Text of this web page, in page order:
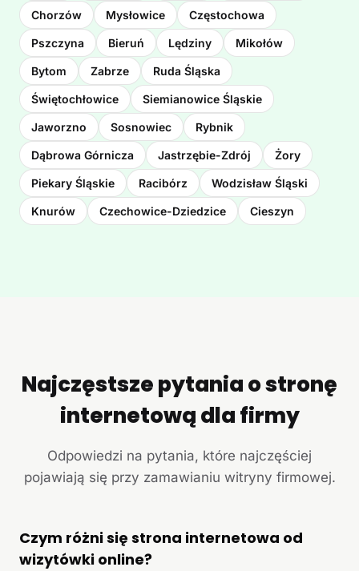
Chorzów Mysłowice Częstochowa
Pszczyna Bieruń Lędziny Mikołów
Bytom Zabrze Ruda Śląska
Świętochłowice Siemianowice Śląskie
Jaworzno Sosnowiec Rybnik
Dąbrowa Górnicza Jastrzębie-Zdrój Żory
Piekary Śląskie Racibórz Wodzisław Śląski
Knurów Czechowice-Dziedzice Cieszyn
Najczęstsze pytania o stronę
internetową dla firmy
Odpowiedzi na pytania, które najczęściej
pojawiają się przy zamawianiu witryny firmowej.
Czym różni się strona internetowa od
wizytówki online?